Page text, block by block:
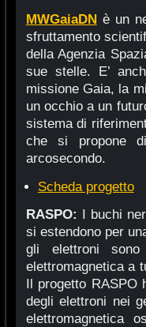
MWGaiaDN è un
sfruttamento
della Agenzia
sue stelle. E’
missione Gaia, la
un occhio a un
sistema di
che si propone
arcosecondo.
Scheda progetto
RASPO: I buchi
si estendono per
gli elettroni sono
elettromagnetica a
Il progetto RASPO
degli elettroni nei
elettromagnetica